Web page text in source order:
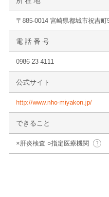
〒885-0014 宮崎県都城市祝吉町
電 話 番 号
0986-23-4111
公式サイト
http://www.nho-miyakon.jp/
できること
×肝炎検査 ○指定医療機関